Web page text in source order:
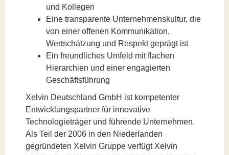
und Kollegen
Eine transparente Unternehmenskultur, die
von einer offenen Kommunikation,
Wertschätzung und Respekt geprägt ist
Ein freundliches Umfeld mit flachen
Hierarchien und einer engagierten
Geschäftsführung
Xelvin Deutschland GmbH ist kompetenter
Entwicklungspartner für innovative
Technologieträger und führende Unternehmen.
Als Teil der 2006 in den Niederlanden
gegründeten Xelvin Gruppe verfügt Xelvin